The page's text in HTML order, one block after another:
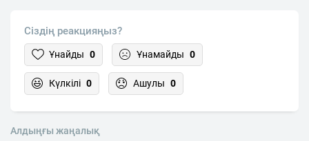
Сіздің реакцияңыз?
Ұнайды 0 Ұнамайды 0
Күлкілі 0 Ашулы 0
Алдыңғы жаңалық